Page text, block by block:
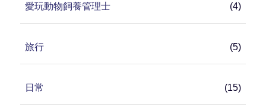
愛玩動物飼養管理士 (4)
旅行 (5)
日常 (15)